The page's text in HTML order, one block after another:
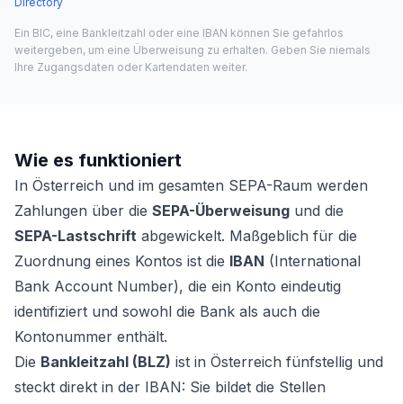
Ein BIC, eine Bankleitzahl oder eine IBAN können Sie gefahrlos
weitergeben, um eine Überweisung zu erhalten. Geben Sie niemals
Ihre Zugangsdaten oder Kartendaten weiter.
Wie es funktioniert
In Österreich und im gesamten SEPA-Raum werden
Zahlungen über die SEPA-Überweisung und die
SEPA-Lastschrift abgewickelt. Maßgeblich für die
Zuordnung eines Kontos ist die IBAN (International
Bank Account Number), die ein Konto eindeutig
identifiziert und sowohl die Bank als auch die
Kontonummer enthält.
Die Bankleitzahl (BLZ) ist in Österreich fünfstellig und
steckt direkt in der IBAN: Sie bildet die Stellen